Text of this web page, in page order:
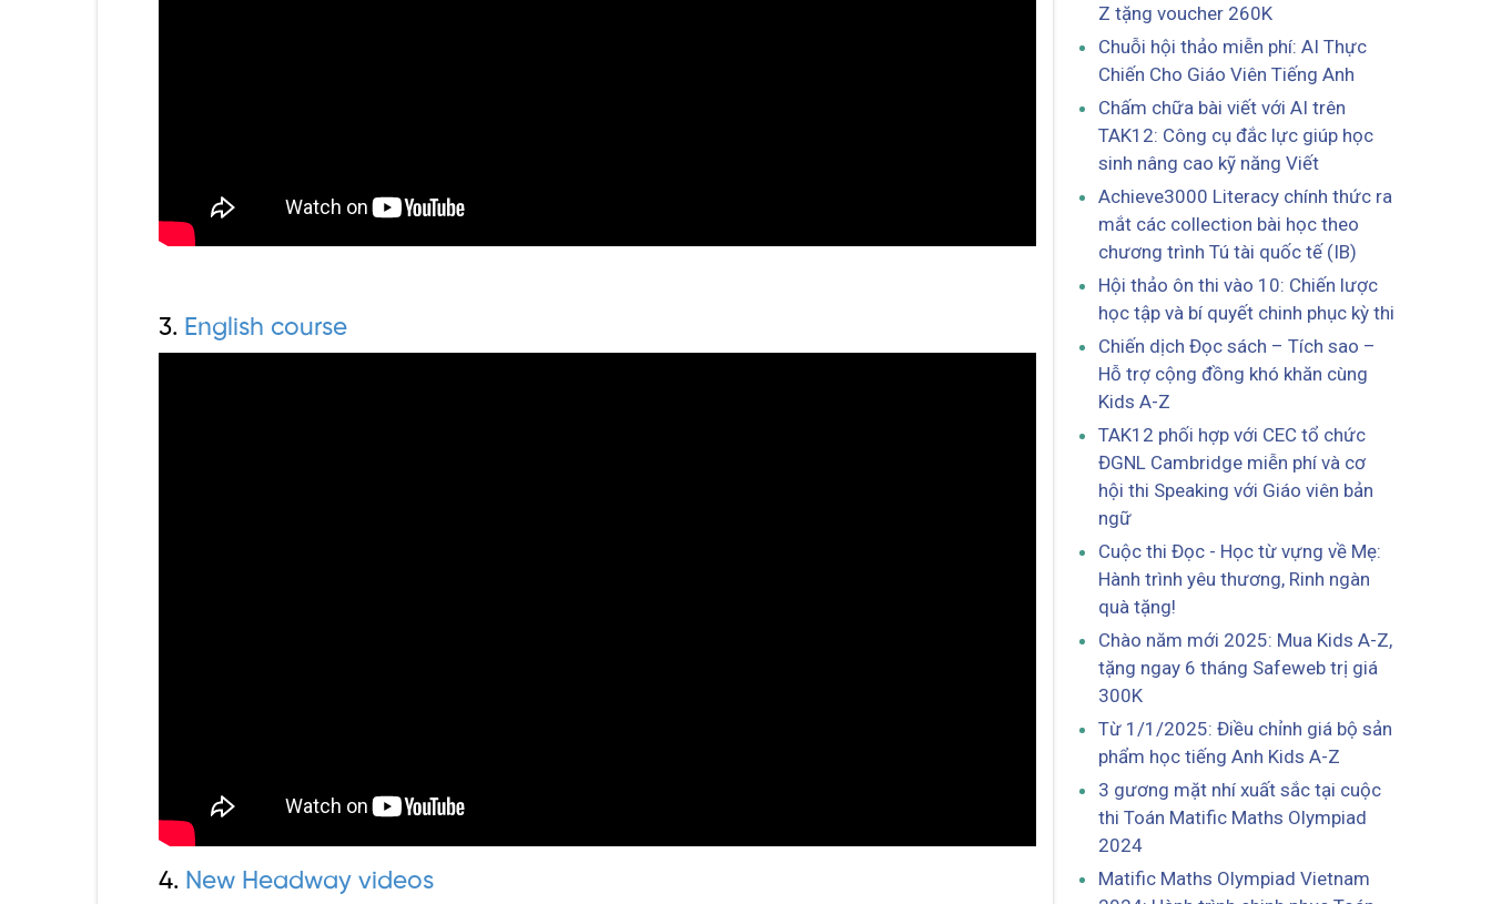
3. English course
4. New Headway videos
Z tặng voucher 260K
Chuỗi hội thảo miễn phí: AI Thực
Chiến Cho Giáo Viên Tiếng Anh
Chấm chữa bài viết với AI trên
TAK12: Công cụ đắc lực giúp học
sinh nâng cao kỹ năng Viết
Achieve3000 Literacy chính thức ra
mắt các collection bài học theo
chương trình Tú tài quốc tế (IB)
Hội thảo ôn thi vào 10: Chiến lược
học tập và bí quyết chinh phục kỳ thi
Chiến dịch Đọc sách – Tích sao –
Hỗ trợ cộng đồng khó khăn cùng
Kids A-Z
TAK12 phối hợp với CEC tổ chức
ĐGNL Cambridge miễn phí và cơ
hội thi Speaking với Giáo viên bản
ngữ
Cuộc thi Đọc - Học từ vựng về Mẹ:
Hành trình yêu thương, Rinh ngàn
quà tặng!
Chào năm mới 2025: Mua Kids A-Z,
tặng ngay 6 tháng Safeweb trị giá
300K
Từ 1/1/2025: Điều chỉnh giá bộ sản
phẩm học tiếng Anh Kids A-Z
3 gương mặt nhí xuất sắc tại cuộc
thi Toán Matific Maths Olympiad
2024
Matific Maths Olympiad Vietnam